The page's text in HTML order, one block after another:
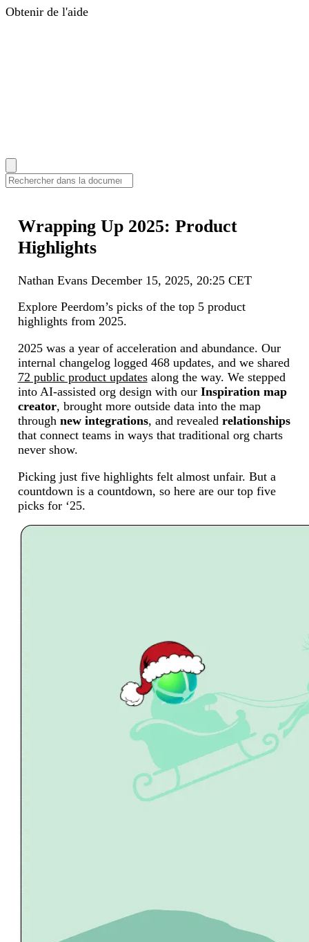
Obtenir de l'aide
Wrapping Up 2025: Product
Highlights
Nathan Evans December 15, 2025, 20:25 CET
Explore Peerdom’s picks of the top 5 product
highlights from 2025.
2025 was a year of acceleration and abundance. Our
internal changelog logged 468 updates, and we shared
72 public product updatesalong the way. We stepped
into AI-assisted org design with our Inspiration map
creator, brought more outside data into the map
through new integrations, and revealed relationships
that connect teams in ways that traditional org charts
never show.
Picking just five highlights felt almost unfair. But a
countdown is a countdown, so here are our top five
picks for ‘25.